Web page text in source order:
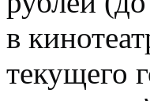
в
текущего